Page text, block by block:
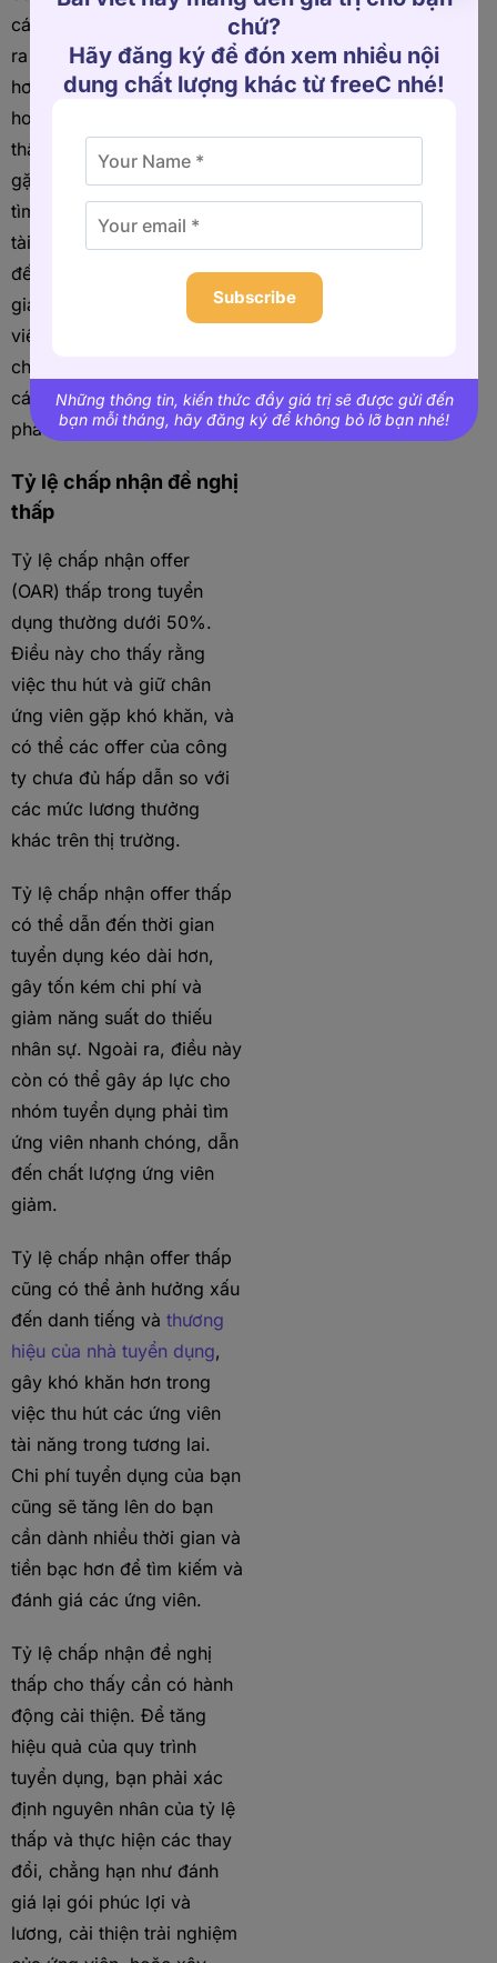
các tổ chức khác đang đưa
ra những đề nghị hấp dẫn
hơn cho các ứng viên,
hoặc có thể là dấu hiệu cho
thấy nhà tuyển dụng đang
gặp khó khăn trong việc
tìm kiếm và giữ chân nhân
tài. Điều này có thể dẫn
đến việc tiêu tốn nhiều thời
gian và tiền bạc hơn cho
việc tuyển dụng, gây ra sự
chậm trễ trong việc lấp đầy
các vị trí và các chi phí
phát sinh thêm.
Tỷ lệ chấp nhận đề nghị
thấp
Tỷ lệ chấp nhận offer
(OAR) thấp trong tuyển
dụng thường dưới 50%.
Điều này cho thấy rằng
việc thu hút và giữ chân
ứng viên gặp khó khăn, và
có thể các offer của công
ty chưa đủ hấp dẫn so với
các mức lương thưởng
khác trên thị trường.
Tỷ lệ chấp nhận offer thấp
có thể dẫn đến thời gian
tuyển dụng kéo dài hơn,
gây tốn kém chi phí và
giảm năng suất do thiếu
nhân sự. Ngoài ra, điều này
còn có thể gây áp lực cho
nhóm tuyển dụng phải tìm
ứng viên nhanh chóng, dẫn
đến chất lượng ứng viên
giảm.
Tỷ lệ chấp nhận offer thấp
cũng có thể ảnh hưởng xấu
đến danh tiếng và thương
hiệu của nhà tuyển dụng,
gây khó khăn hơn trong
việc thu hút các ứng viên
tài năng trong tương lai.
Chi phí tuyển dụng của bạn
cũng sẽ tăng lên do bạn
cần dành nhiều thời gian và
tiền bạc hơn để tìm kiếm và
đánh giá các ứng viên.
Tỷ lệ chấp nhận đề nghị
thấp cho thấy cần có hành
động cải thiện. Để tăng
hiệu quả của quy trình
tuyển dụng, bạn phải xác
định nguyên nhân của tỷ lệ
thấp và thực hiện các thay
đổi, chẳng hạn như đánh
giá lại gói phúc lợi và
lương, cải thiện trải nghiệm
chứ?
Hãy đăng ký để đón xem nhiều nội
dung chất lượng khác từ freeC nhé!
Subscribe
Những thông tin, kiến thức đầy giá trị sẽ được gửi đến
bạn mỗi tháng, hãy đăng ký để không bỏ lỡ bạn nhé!